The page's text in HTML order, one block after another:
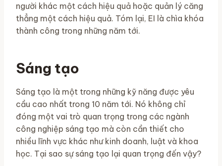
người khác một cách hiệu quả hoặc quản lý căng
thẳng một cách hiệu quả. Tóm lại, EI là chìa khóa
thành công trong những năm tới.
Sáng tạo
Sáng tạo là một trong những kỹ năng được yêu
cầu cao nhất trong 10 năm tới. Nó không chỉ
đóng một vai trò quan trọng trong các ngành
công nghiệp sáng tạo mà còn cần thiết cho
nhiều lĩnh vực khác như kinh doanh, luật và khoa
học. Tại sao sự sáng tạo lại quan trọng đến vậy?